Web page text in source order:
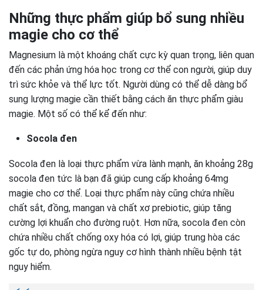
Những thực phẩm giúp bổ sung nhiều
magie cho cơ thể
Magnesium là một khoáng chất cực kỳ quan trọng, liên quan
đến các phản ứng hóa học trong cơ thể con người, giúp duy
trì sức khỏe và thể lực tốt. Người dùng có thể dễ dàng bổ
sung lượng magie cần thiết bằng cách ăn thực phẩm giàu
magie. Một số có thể kể đến như:
Socola đen
Socola đen là loại thực phẩm vừa lành mạnh, ăn khoảng 28g
socola đen tức là bạn đã giúp cung cấp khoảng 64mg
magie cho cơ thể. Loại thực phẩm này cũng chứa nhiều
chất sắt, đồng, mangan và chất xơ prebiotic, giúp tăng
cường lợi khuẩn cho đường ruột. Hơn nữa, socola đen còn
chứa nhiều chất chống oxy hóa có lợi, giúp trung hòa các
gốc tự do, phòng ngừa nguy cơ hình thành nhiều bệnh tật
nguy hiểm.